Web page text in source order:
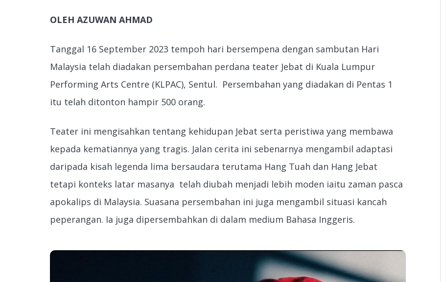
OLEH AZUWAN AHMAD
Tanggal 16 September 2023 tempoh hari bersempena dengan sambutan Hari
Malaysia telah diadakan persembahan perdana teater Jebat di Kuala Lumpur
Performing Arts Centre (KLPAC), Sentul. Persembahan yang diadakan di Pentas 1
itu telah ditonton hampir 500 orang.
Teater ini mengisahkan tentang kehidupan Jebat serta peristiwa yang membawa
kepada kematiannya yang tragis. Jalan cerita ini sebenarnya mengambil adaptasi
daripada kisah legenda lima bersaudara terutama Hang Tuah dan Hang Jebat
tetapi konteks latar masanya telah diubah menjadi lebih moden iaitu zaman pasca
apokalips di Malaysia. Suasana persembahan ini juga mengambil situasi kancah
peperangan. Ia juga dipersembahkan di dalam medium Bahasa Inggeris.